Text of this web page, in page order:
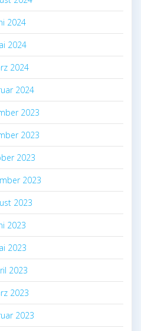
2024
2024
2024
2024
2023
2023
2023
2023
2023
2023
2023
2023
2023
2023